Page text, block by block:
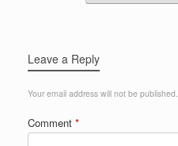
Leave a Reply
Your email address will not be published.
Comment *